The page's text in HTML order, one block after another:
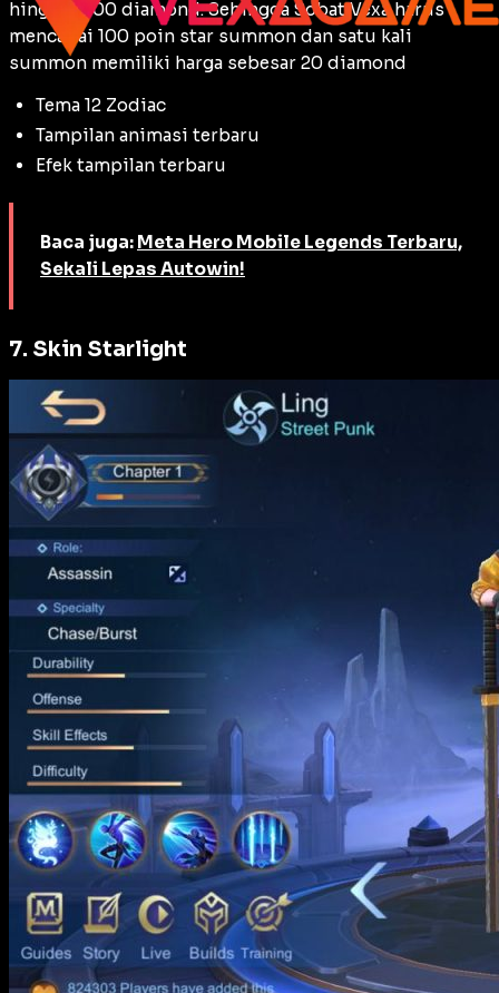
hingga 1000 diamond. Sehingga Sobat Vexa harus
mencapai 100 poin star summon dan satu kali
summon memiliki harga sebesar 20 diamond
Tema 12 Zodiac
Tampilan animasi terbaru
Efek tampilan terbaru
Baca juga: Meta Hero Mobile Legends Terbaru,
Sekali Lepas Autowin!
7. Skin Starlight